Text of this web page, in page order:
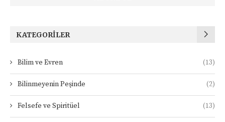
KATEGORILER
Bilim ve Evren (13)
Bilinmeyenin Peşinde (2)
Felsefe ve Spiritüel (13)